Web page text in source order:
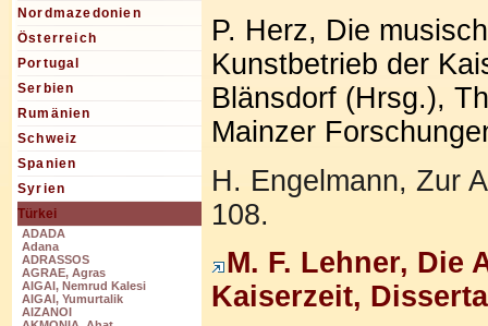
Nordmazedonien
Österreich
Portugal
Serbien
Rumänien
Schweiz
Spanien
Syrien
Türkei
ADADA
Adana
ADRASSOS
AGRAE, Agras
AIGAI, Nemrud Kalesi
AIGAI, Yumurtalik
AIZANOI
P. Herz, Die
Kunstbetrieb der
Blänsdorf (Hrsg.),
Mainzer
H. Engelmann, Zur
108.
M. F. Lehner, Die
Kaiserzeit,